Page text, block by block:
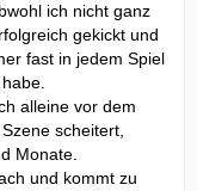
ich nicht ganz
gekickt und
fast in jedem Spiel
alleine vor dem
scheitert,
Monate.
und kommt zu